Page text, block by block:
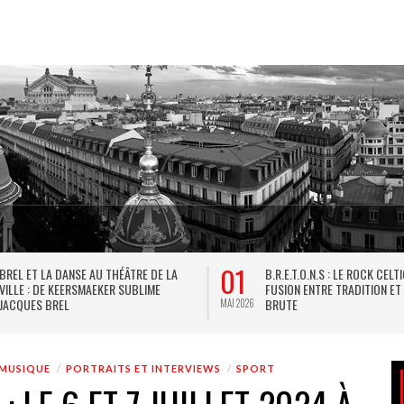
LA VERSION INTERDITE DU TARTUFFE DE
MOLIÈRE, PLAISIR DE LA LANGUE ET DE
L’ESPRIT
31
MAI 2026
LES MÂCHONNES DE PARIS :
GOURMANDISE AU FÉMININ
PORTRAITS ET INTERVIEWS SPORT